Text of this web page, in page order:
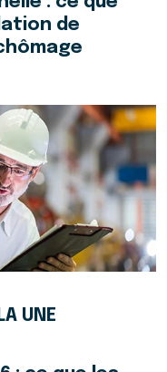
de
UNE